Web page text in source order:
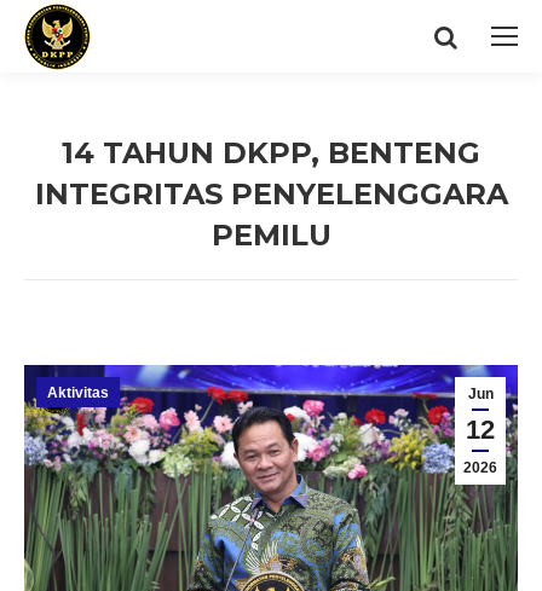
Search:
14 TAHUN DKPP, BENTENG
INTEGRITAS PENYELENGGARA
PEMILU
Jun
12
2026
Aktivitas